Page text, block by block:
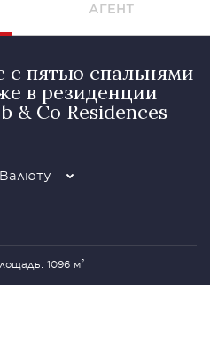
АГЕНТ
с пятью спальнями
в резиденции
& Co Residences
1096 м²